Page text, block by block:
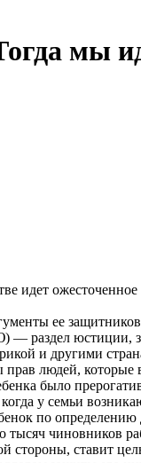
мы
идет
ее
раздел юстиции,
и другими
людей, которые
было
у семьи
по определению
чиновников
ставит